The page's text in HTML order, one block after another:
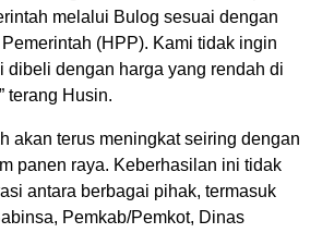
melalui Bulog sesuai dengan
(HPP). Kami tidak ingin
dibeli dengan harga yang rendah di
terang Husin.
akan terus meningkat seiring dengan
panen raya. Keberhasilan ini tidak
antara berbagai pihak, termasuk
Pemkab/Pemkot, Dinas